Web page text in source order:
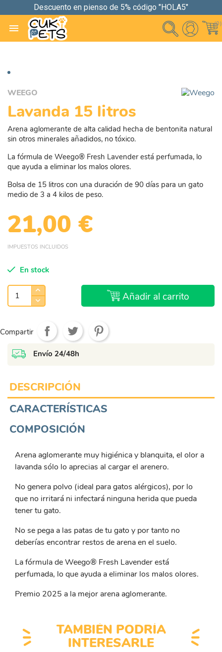
Descuento en pienso de 5% código "HOLA5"
 (0)
WEEGO
Lavanda 15 litros
Arena aglomerante de alta calidad hecha de bentonita natural
sin otros minerales añadidos, no tóxico.
La fórmula de Weego® Fresh Lavender está perfumada, lo
que ayuda a eliminar los malos olores.
Bolsa de 15 litros con una duración de 90 días para un gato
medio de 3 a 4 kilos de peso.
21,00 €
IMPUESTOS INCLUIDOS
En stock
Añadir al carrito
Compartir
Envío 24/48h
DESCRIPCIÓN
CARACTERÍSTICAS
COMPOSICIÓN
Arena aglomerante muy higiénica y blanquita, el olor a
lavanda sólo lo aprecias al cargar el arenero.
No genera polvo (ideal para gatos alérgicos), por lo
que no irritará ni infectará ninguna herida que pueda
tener tu gato.
No se pega a las patas de tu gato y por tanto no
deberías encontrar restos de arena en el suelo.
La fórmula de Weego® Fresh Lavender está
perfumada, lo que ayuda a eliminar los malos olores.
Premio 2025 a la mejor arena aglomerante.
TAMBIÉN PODRÍA
INTERESARLE